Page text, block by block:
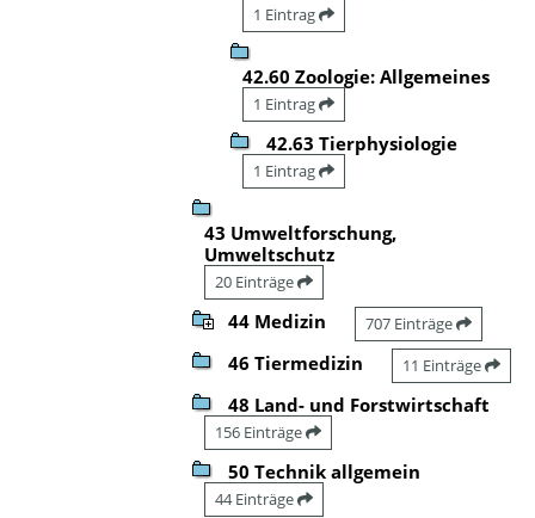
1 Eintrag
42.60 Zoologie: Allgemeines
1 Eintrag
42.63 Tierphysiologie
1 Eintrag
43 Umweltforschung,
Umweltschutz
20 Einträge
44 Medizin 707 Einträge
46 Tiermedizin 11 Einträge
48 Land- und Forstwirtschaft
156 Einträge
50 Technik allgemein
44 Einträge